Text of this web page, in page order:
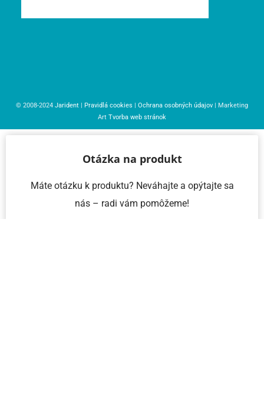
© 2008-2024 Jarident Pravidlá cookies Ochrana osobných údajov | Marketing
Art Tvorba web stránok
Otázka na produkt
Máte otázku k produktu? Neváhajte a opýtajte sa
nás – radi vám pomôžeme!